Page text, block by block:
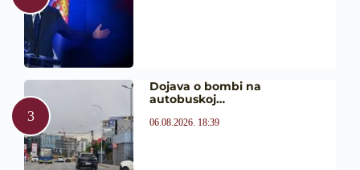
Dojava o bombi na
autobuskoj…
06.08.2026. 18:39